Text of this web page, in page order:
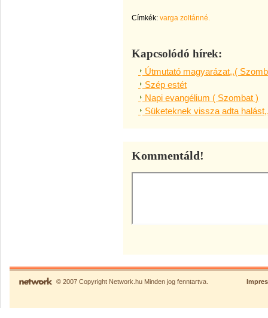
Címkék: varga zoltánné.
Kapcsolódó hírek:
Útmutató magyarázat,,(
Szép estét
Napi evangélium ( Szombat )
Süketeknek vissza adta
Kommentáld!
© 2007 Copyright Network.hu Minden jog fenntartva.